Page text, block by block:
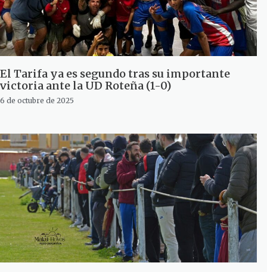
El Tarifa ya es segundo tras su importante
victoria ante la UD Roteña (1-0)
6 de octubre de 2025